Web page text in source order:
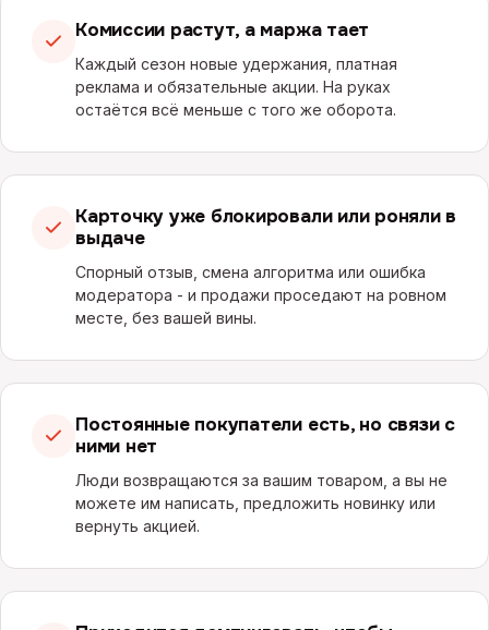
Комиссии растут, а маржа тает
Каждый сезон новые удержания, платная
реклама и обязательные акции. На руках
остаётся всё меньше с того же оборота.
Карточку уже блокировали или роняли в
выдаче
Спорный отзыв, смена алгоритма или ошибка
модератора - и продажи проседают на ровном
месте, без вашей вины.
Постоянные покупатели есть, но связи с
ними нет
Люди возвращаются за вашим товаром, а вы не
можете им написать, предложить новинку или
вернуть акцией.